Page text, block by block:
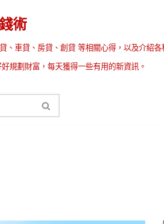
術
、車貸、房貸、創貸 等相關心得，以及介紹
規劃財富，每天獲得一些有用的新資訊。